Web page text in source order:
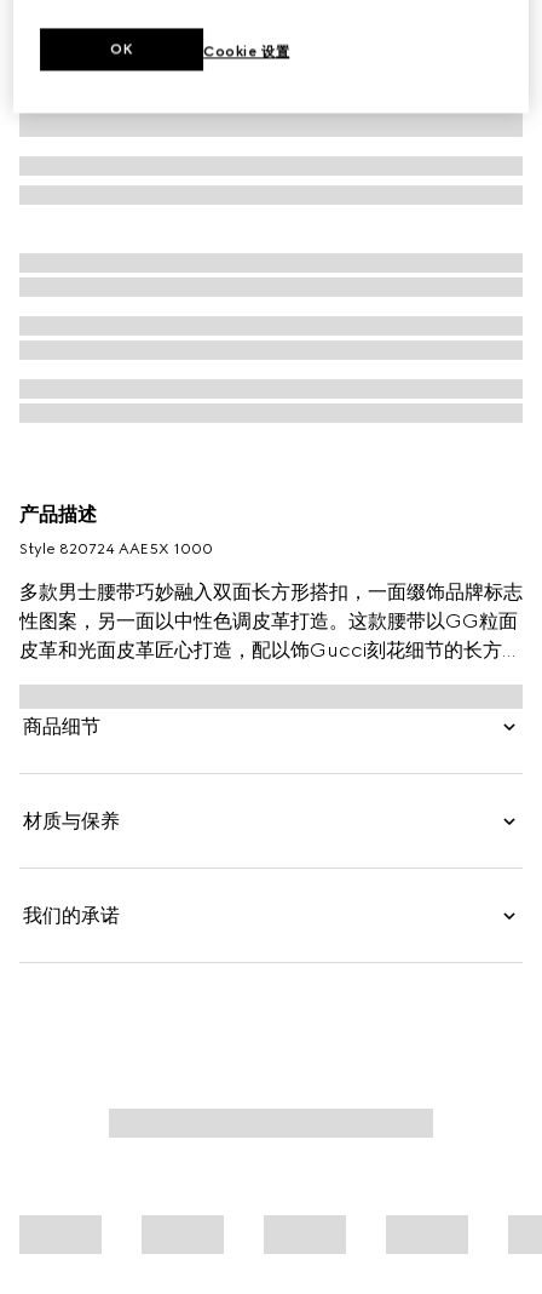
产品描述
Style ‎820724 AAE5X 1000
多款男士腰带巧妙融入双面长方形搭扣，一面缀饰品牌标志
性图案，另一面以中性色调皮革打造。这款腰带以GG粒面
皮革和光面皮革匠心打造，配以饰Gucci刻花细节的长方形
搭扣。
商品细节
材质与保养
我们的承诺
Cookie 设置
OK